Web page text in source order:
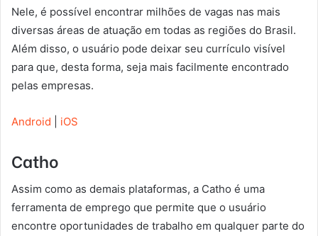
Nele, é possível encontrar milhões de vagas nas mais
diversas áreas de atuação em todas as regiões do Brasil.
Além disso, o usuário pode deixar seu currículo visível
para que, desta forma, seja mais facilmente encontrado
pelas empresas.
Android iOS
Catho
Assim como as demais plataformas, a Catho é uma
ferramenta de emprego que permite que o usuário
encontre oportunidades de trabalho em qualquer parte do